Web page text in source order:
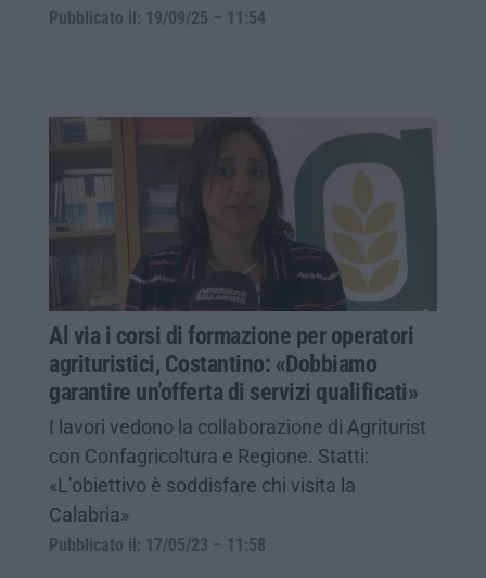
Pubblicato il: 19/09/25 – 11:54
Al via i corsi di formazione per operatori
agrituristici, Costantino: «Dobbiamo
garantire un’offerta di servizi qualificati»
I lavori vedono la collaborazione di Agriturist
con Confagricoltura e Regione. Statti:
«L’obiettivo è soddisfare chi visita la
Calabria»
Pubblicato il: 17/05/23 – 11:58